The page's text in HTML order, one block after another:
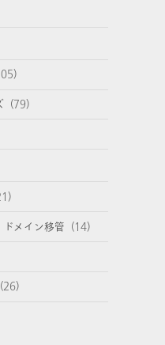
(79)
ドメイン移管 (14)
(26)